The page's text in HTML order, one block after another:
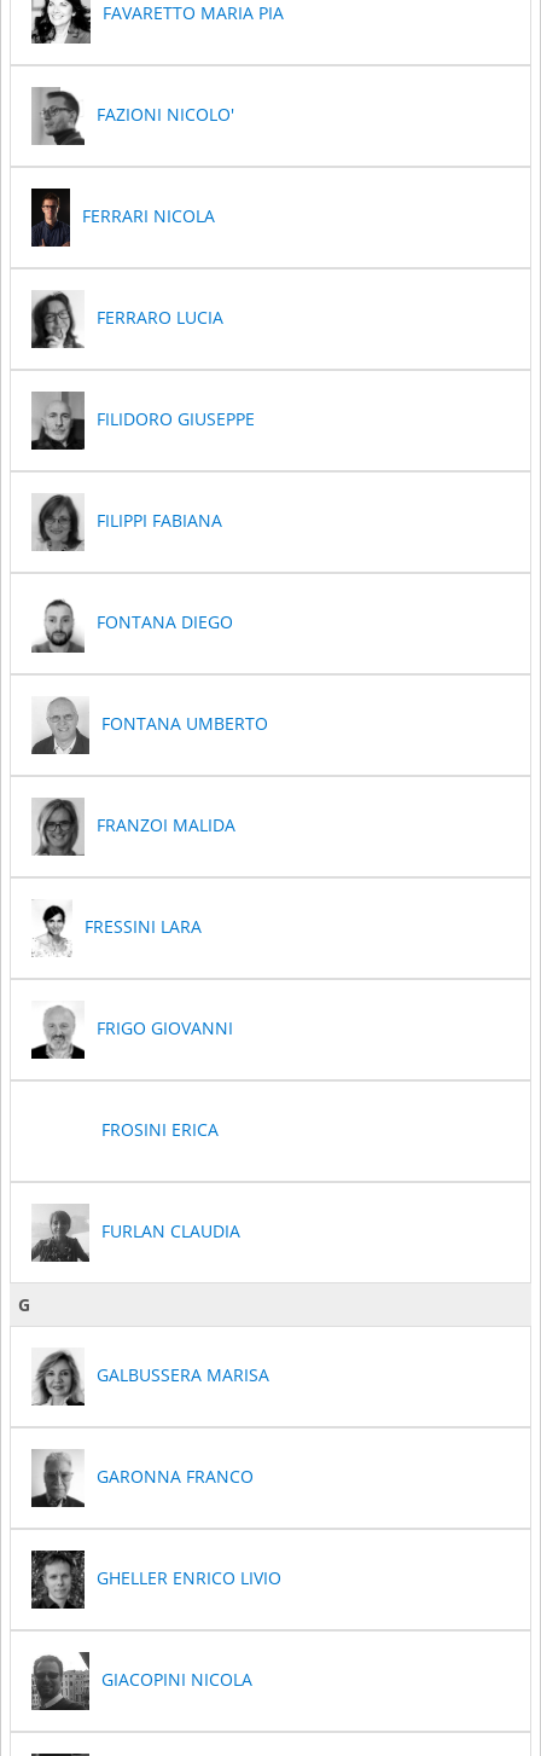
FAVARETTO MARIA PIA
FAZIONI NICOLO'
FERRARI NICOLA
FERRARO LUCIA
FILIDORO GIUSEPPE
FILIPPI FABIANA
FONTANA DIEGO
FONTANA UMBERTO
FRANZOI MALIDA
FRESSINI LARA
FRIGO GIOVANNI
FROSINI ERICA
FURLAN CLAUDIA
G
GALBUSSERA MARISA
GARONNA FRANCO
GHELLER ENRICO LIVIO
GIACOPINI NICOLA